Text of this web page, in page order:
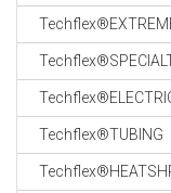
Techflex®TUBING